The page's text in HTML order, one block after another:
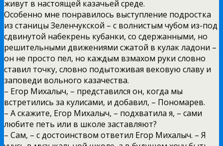
живут в настоящей казачьей среде.
Особенно мне понравилось выступление подростка
из станицы Зеленчукской – с волнистым чубом из-под
сдвинутой набекрень кубанки, со сдержанными, но
решительными движениями сжатой в кулак ладони –
он не просто пел, но каждым взмахом руки словно
ставил точку, словно подытоживая вековую славу и
заповеди вольного казачества.
– Егор Михалыч, – представился он, когда мы
встретились за кулисами, и добавил, – Пономарев.
– А скажите, Егор Михалыч, – подхватила я, – сами
любите петь или в школе заставляют?
– Сам, – с достоинством ответил Егор Михалыч. – Я